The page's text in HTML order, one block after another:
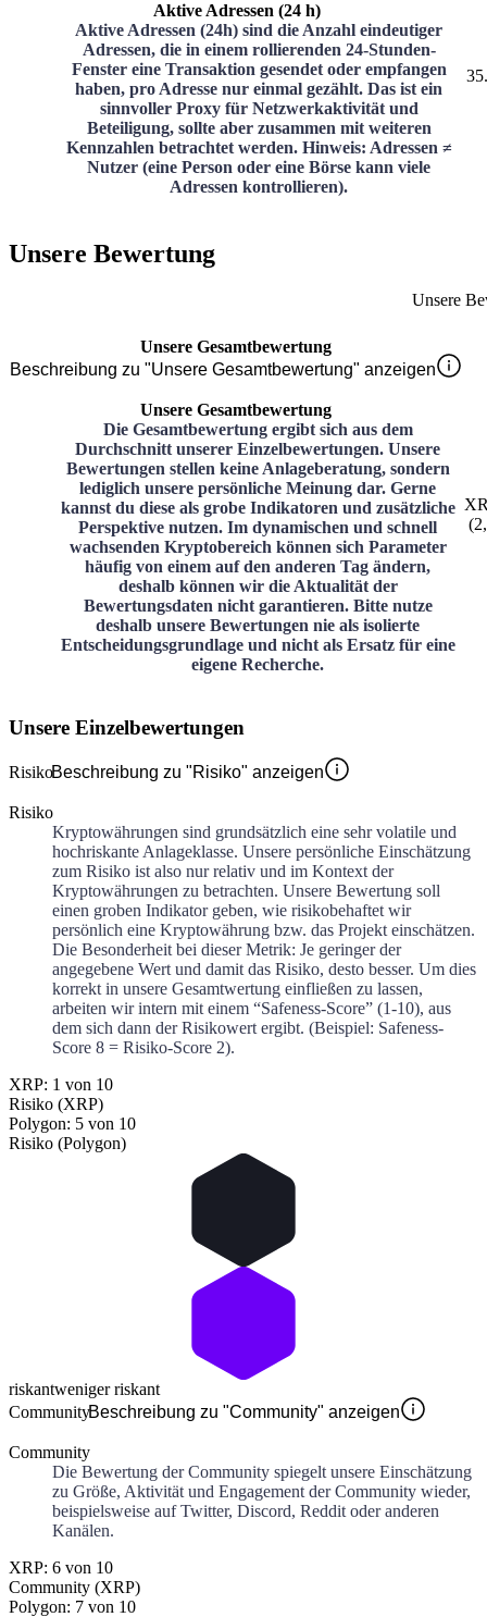
Aktive Adressen (24 h)
Aktive Adressen (24h) sind die Anzahl eindeutiger
Adressen, die in einem rollierenden 24-Stunden-
Fenster eine Transaktion gesendet oder empfangen
haben, pro Adresse nur einmal gezählt. Das ist ein
sinnvoller Proxy für Netzwerkaktivität und
Beteiligung, sollte aber zusammen mit weiteren
Kennzahlen betrachtet werden. Hinweis: Adressen ≠
Nutzer (eine Person oder eine Börse kann viele
Adressen kontrollieren).
Unsere Bewertung
Unsere
Unsere Gesamtbewertung
Beschreibung zu "Unsere Gesamtbewertung" anzeigen
Unsere Gesamtbewertung
Die Gesamtbewertung ergibt sich aus dem
Durchschnitt unserer Einzelbewertungen. Unsere
Bewertungen stellen keine Anlageberatung, sondern
lediglich unsere persönliche Meinung dar. Gerne
kannst du diese als grobe Indikatoren und zusätzliche
Perspektive nutzen. Im dynamischen und schnell
wachsenden Kryptobereich können sich Parameter
häufig von einem auf den anderen Tag ändern,
deshalb können wir die Aktualität der
Bewertungsdaten nicht garantieren. Bitte nutze
deshalb unsere Bewertungen nie als isolierte
Entscheidungsgrundlage und nicht als Ersatz für eine
eigene Recherche.
(
Unsere Einzelbewertungen
RisikoBeschreibung zu "Risiko" anzeigen
Risiko
Kryptowährungen sind grundsätzlich eine sehr volatile und
hochriskante Anlageklasse. Unsere persönliche Einschätzung
zum Risiko ist also nur relativ und im Kontext der
Kryptowährungen zu betrachten. Unsere Bewertung soll
einen groben Indikator geben, wie risikobehaftet wir
persönlich eine Kryptowährung bzw. das Projekt einschätzen.
Die Besonderheit bei dieser Metrik: Je geringer der
angegebene Wert und damit das Risiko, desto besser. Um dies
korrekt in unsere Gesamtwertung einfließen zu lassen,
arbeiten wir intern mit einem “Safeness-Score” (1-10), aus
dem sich dann der Risikowert ergibt. (Beispiel: Safeness-
Score 8 = Risiko-Score 2).
XRP: 1 von 10
Risiko (XRP)
Polygon: 5 von 10
Risiko (Polygon)
riskantweniger riskant
CommunityBeschreibung zu "Community" anzeigen
Community
Die Bewertung der Community spiegelt unsere Einschätzung
zu Größe, Aktivität und Engagement der Community wieder,
beispielsweise auf Twitter, Discord, Reddit oder anderen
Kanälen.
XRP: 6 von 10
Community (XRP)
Polygon: 7 von 10